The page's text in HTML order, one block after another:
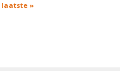
laatste »